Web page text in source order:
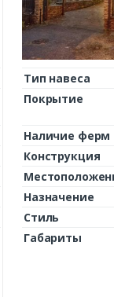
Тип навеса
Покрытие
Наличие ферм
Конструкция
Назначение
Стиль
Габариты